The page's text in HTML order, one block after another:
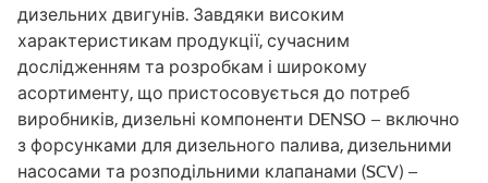
дизельних двигунів. Завдяки високим
характеристикам продукції, сучасним
дослідженням та розробкам і широкому
асортименту, що пристосовується до потреб
виробників, дизельні компоненти DENSO – включно
з форсунками для дизельного палива, дизельними
насосами та розподільними клапанами (SCV) –